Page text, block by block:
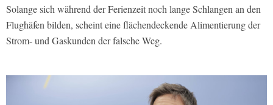
Solange sich während der Ferienzeit noch lange Schlangen an den
Flughäfen bilden, scheint eine flächendeckende Alimentierung der
Strom- und Gaskunden der falsche Weg.